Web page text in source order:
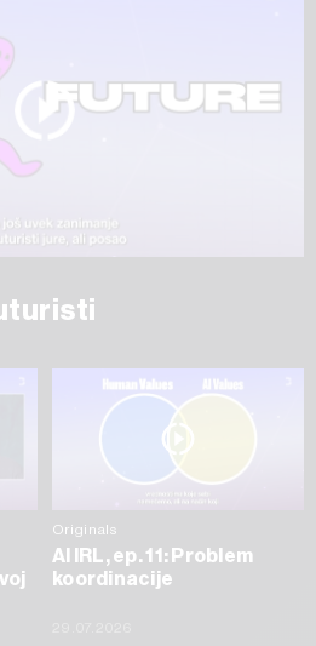
Originals
AI IRL, ep. 11: Problem
koordinacije